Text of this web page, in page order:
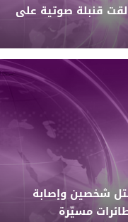
ألقت قنبلة صوتية على
شخصين وإصابة
مسيّرة